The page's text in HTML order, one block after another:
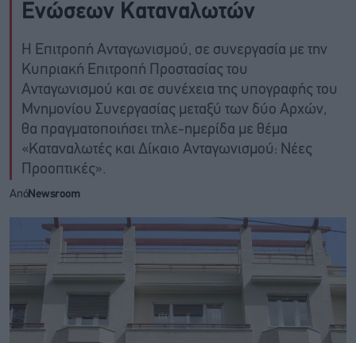
Ενώσεων Καταναλωτών
Η Επιτροπή Ανταγωνισμού, σε συνεργασία με την
Κυπριακή Επιτροπή Προστασίας του
Ανταγωνισμού και σε συνέχεια της υπογραφής του
Μνημονίου Συνεργασίας μεταξύ των δύο Αρχών,
θα πραγματοποιήσει τηλε-ημερίδα με θέμα
«Καταναλωτές και Δίκαιο Ανταγωνισμού: Νέες
Προοπτικές».
ΑπόNewsroom